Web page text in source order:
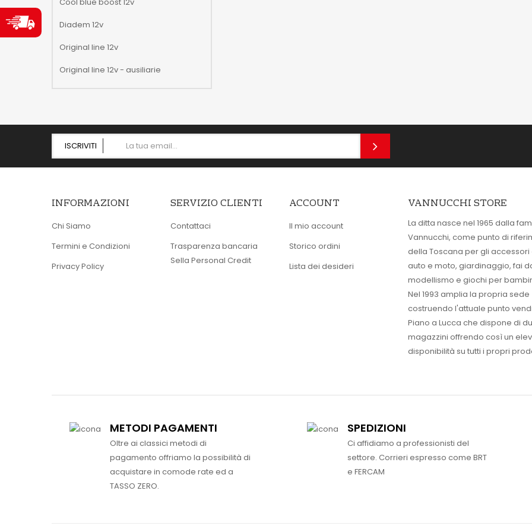
Diadem 12v
Original line 12v
Original line 12v - ausiliarie
ISCRIVITI
INFORMAZIONI
Chi Siamo
Termini e Condizioni
Privacy Policy
SERVIZIO CLIENTI
Contattaci
Trasparenza bancaria
Sella Personal Credit
ACCOUNT
Il mio account
Storico ordini
Lista dei desideri
VANNUCCHI STORE
La ditta nasce nel 1965 dalla
Vannucchi, come punto di
della Toscana per gli
auto e moto, giardinaggio, fai
modellismo e giochi per
Nel 1993 amplia la propria sede
costruendo l'attuale punto
Piano a Lucca che dispone di
magazzini offrendo così un
disponibilità su tutti i propri
METODI PAGAMENTI
Oltre ai classici metodi di
pagamento offriamo la possibilità di
acquistare in comode rate ed a
TASSO ZERO.
SPEDIZIONI
Ci affidiamo a professionisti del
settore. Corrieri espresso come BRT
e FERCAM